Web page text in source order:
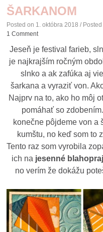
ŠARKANOM
Posted on 1. októbra 2018 /
1 Comment
Jeseň je festival farieb,
je najkrajším ročným
slnko a ak zafúka aj
šarkana a vyraziť von.
Najprv na to, ako ho môj
pomáhať so zdobením.
konečne pôjdeme von a
kumštu, no keď som to
Tento raz som vyrobila
ich na jesenné
no verím že dokážu